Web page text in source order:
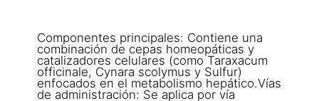
Componentes principales: Contiene una
combinación de cepas homeopáticas y
catalizadores celulares (como Taraxacum
officinale, Cynara scolymus y Sulfur)
enfocados en el metabolismo hepático.Vías
de administración: Se aplica por vía